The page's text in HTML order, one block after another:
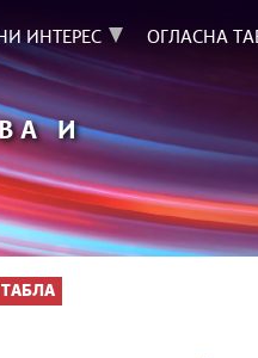
ИНТЕРЕС ОГЛАСНА
И